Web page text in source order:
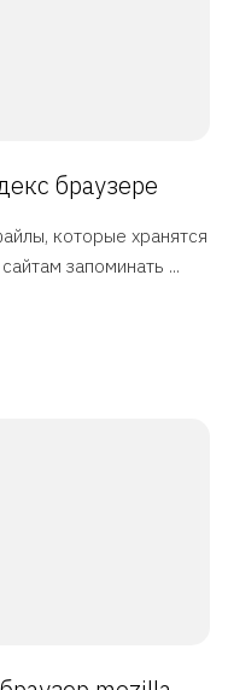
браузере
которые хранятся
запоминать ...